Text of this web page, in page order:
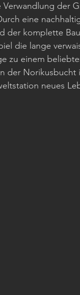
der
eine
der komplette
die lange
zu einem
der
neues